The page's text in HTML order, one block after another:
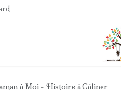
Contact
à Moi - Histoire à Câliner